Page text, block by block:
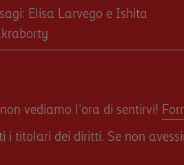
Elisa Larvego e Ishita
vediamo l'ora di sentirvi!
titolari dei diritti. Se non